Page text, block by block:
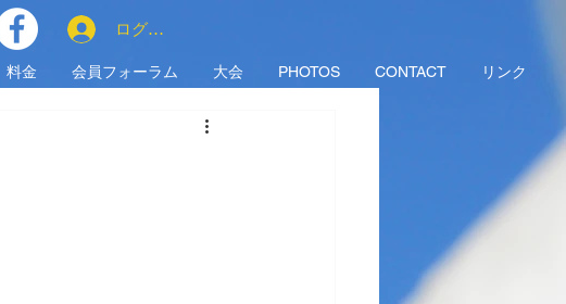
料金 会員フォーラム 大会 PHOTOS CONTACT リンク
ログイン